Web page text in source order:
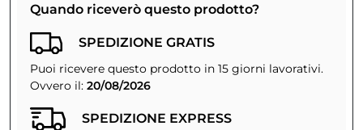
Quando riceverò questo prodotto?
SPEDIZIONE GRATIS
Puoi ricevere questo prodotto in 15 giorni lavorativi.
Ovvero il: 20/08/2026
SPEDIZIONE EXPRESS